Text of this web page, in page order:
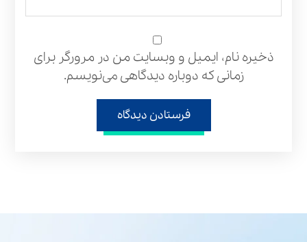
ذخیره نام، ایمیل و وبسایت من در مرورگر برای
زمانی که دوباره دیدگاهی می‌نویسم.
فرستادن دیدگاه